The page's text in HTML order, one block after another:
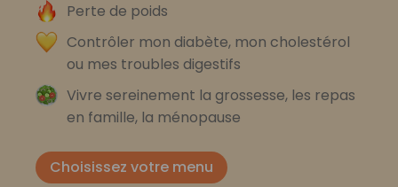
Perte de poids
Contrôler mon diabète, mon cholestérol
ou mes troubles digestifs
Vivre sereinement la grossesse, les repas
en famille, la ménopause
Choisissez votre menu